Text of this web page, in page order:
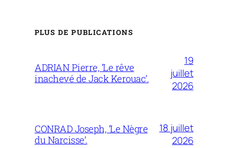
PLUS DE PUBLICATIONS
ADRIAN Pierre, ‘Le rêve
inachevé de Jack Kerouac’.
19
juillet
2026
CONRAD Joseph, ‘Le Nègre
du Narcisse’.
18 juillet
2026